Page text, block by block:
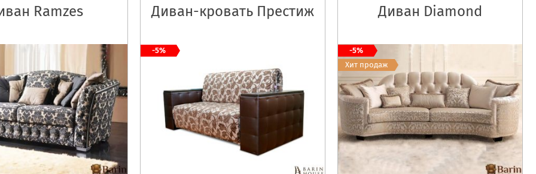
Ramzes Диван-кровать Престиж
-5%
Диван Diamond
-5%
Хит продаж